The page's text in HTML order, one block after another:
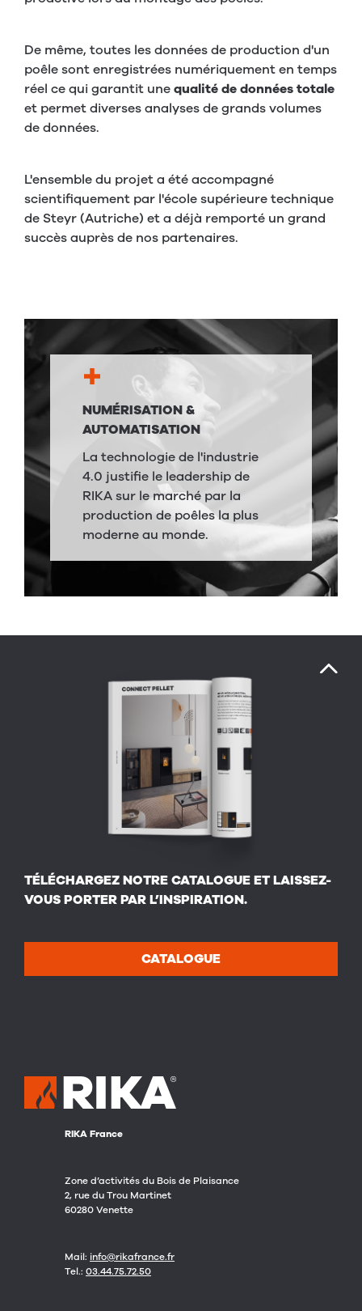
De même, toutes les données de production d'un
poêle sont enregistrées numériquement en temps
réel ce qui garantit unequalité de données totale
et permet diverses analyses de grands volumes
de données.
L'ensemble du projet a été accompagné
scientifiquement par l'école supérieure technique
de Steyr (Autriche) et a déjà remporté un grand
succès auprès de nos partenaires.
NUMÉRISATION &
AUTOMATISATION
La technologie de l'industrie
4.0 justifie le leadership de
RIKA sur le marché par la
production de poêles la plus
moderne au monde.
RIKA France
Zone d’activités du Bois de Plaisance
2, rue du Trou Martinet
60280 Venette
Mail: info@rikafrance.fr
Tel.: 03.44.75.72.50
TÉLÉCHARGEZ NOTRE CATALOGUE ET LAISSEZ-
VOUS PORTER PAR L’INSPIRATION.
CATALOGUE